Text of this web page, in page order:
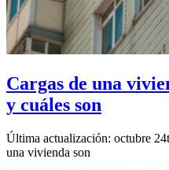
Cargas de una
y cuáles son
Última actualización: octubre
una vivienda son